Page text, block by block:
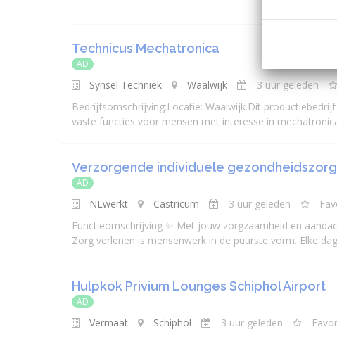
Technicus Mechatronica
AD
Synsel Techniek Waalwijk 3 uur geleden
Bedrijfsomschrijving:Locatie: Waalwijk.Dit
vaste functies voor mensen met interesse in
Verzorgende individuele
AD
NLwerkt Castricum 3 uur geleden
Functieomschrijving ✨ Met jouw zorgzaamheid en
Zorg verlenen is mensenwerk in de puurste vorm. Elke
Hulpkok Privium Lounges Schiphol Airport
AD
Vermaat Schiphol 3 uur geleden